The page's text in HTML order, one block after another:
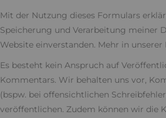
Mit der Nutzung dieses Formulars
Speicherung und Verarbeitung meiner
Website einverstanden. Mehr in unserer
Es besteht kein Anspruch auf
Kommentars. Wir behalten uns vor,
(bspw. bei offensichtlichen
veröffentlichen. Zudem können wir die